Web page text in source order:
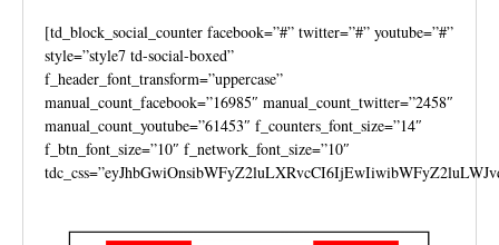
[td_block_social_counter facebook=”#” twitter=”#” youtube=”#”
style=”style7 td-social-boxed”
f_header_font_transform=”uppercase”
manual_count_facebook=”16985″ manual_count_twitter=”2458″
manual_count_youtube=”61453″ f_counters_font_size=”14″
f_btn_font_size=”10″ f_network_font_size=”10″